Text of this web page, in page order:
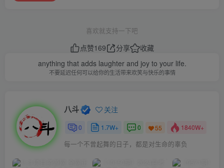
喜欢就支持一下吧
点赞169 分享
收藏
anything that adds laughter and joy to your life.
不要延迟任何可以给你的生活带来欢笑与快乐的事情
八斗 关注
0 1.7W+ 0 55 1840W+
每一个不曾起舞的日子，都是对生命的辜负